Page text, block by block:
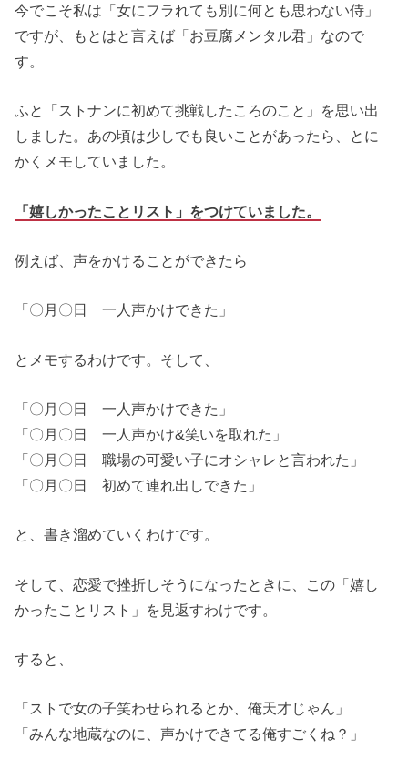
今でこそ私は「女にフラれても別に何とも思わない侍」
ですが、もとはと言えば「お豆腐メンタル君」なので
す。
ふと「ストナンに初めて挑戦したころのこと」を思い出
しました。あの頃は少しでも良いことがあったら、とに
かくメモしていました。
「嬉しかったことリスト」をつけていました。
例えば、声をかけることができたら
「〇月〇日 一人声かけできた」
とメモするわけです。そして、
「〇月〇日 一人声かけできた」
「〇月〇日 一人声かけ&笑いを取れた」
「〇月〇日 職場の可愛い子にオシャレと言われた」
「〇月〇日 初めて連れ出しできた」
と、書き溜めていくわけです。
そして、恋愛で挫折しそうになったときに、この「嬉し
かったことリスト」を見返すわけです。
すると、
「ストで女の子笑わせられるとか、俺天才じゃん」
「みんな地蔵なのに、声かけできてる俺すごくね？」